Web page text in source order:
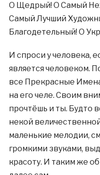
О Щедрый! О Самый
Самый Лучший
Благодетельный! О
И спроси у человека,
является человеком.
все Прекрасные
на его челе. Своим
прочтёшь и ты. Будто
некой
маленькие мелодии,
громкими звуками,
красоту. И таким же